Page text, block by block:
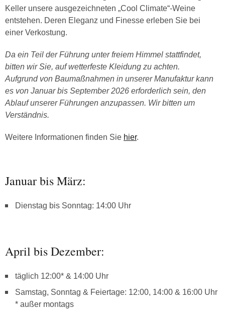
Keller unsere ausgezeichneten „Cool Climate“-Weine
entstehen. Deren Eleganz und Finesse erleben Sie bei
einer Verkostung.
Da ein Teil der Führung unter freiem Himmel stattfindet,
bitten wir Sie, auf wetterfeste Kleidung zu achten.
Aufgrund von Baumaßnahmen in unserer Manufaktur kann
es von Januar bis September 2026 erforderlich sein, den
Ablauf unserer Führungen anzupassen. Wir bitten um
Verständnis.
Weitere Informationen finden Sie hier.
Januar bis März:
Dienstag bis Sonntag: 14:00 Uhr
April bis Dezember:
täglich 12:00* & 14:00 Uhr
Samstag, Sonntag & Feiertage: 12:00, 14:00 & 16:00 Uhr
* außer montags